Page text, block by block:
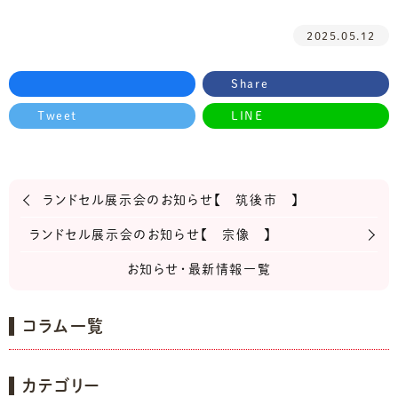
2025.05.12
Share
Tweet LINE
ランドセル展示会のお知らせ【 筑後市 】
ランドセル展示会のお知らせ【 宗像 】
お知らせ・最新情報一覧
コラム一覧
カテゴリー